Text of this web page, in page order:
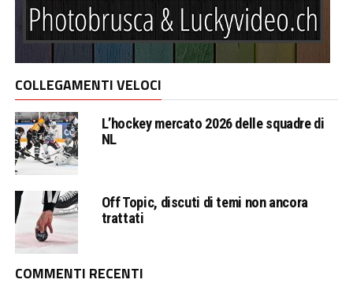
COLLEGAMENTI VELOCI
L’hockey mercato 2026 delle squadre di
NL
Off Topic, discuti di temi non ancora
trattati
COMMENTI RECENTI